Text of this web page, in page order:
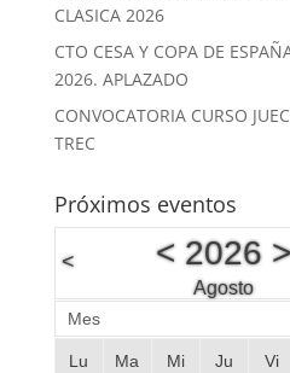
CLASICA 2026
CTO CESA Y COPA DE
2026. APLAZADO
CONVOCATORIA CURSO
TREC
Próximos eventos
< < 2026>
Agosto
Mes
Lu Ma Mi Ju Vi